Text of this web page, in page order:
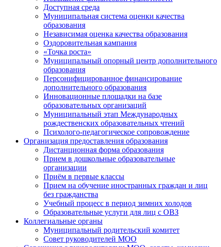
Доступная среда
Муниципальная система оценки качества
образования
Независимая оценка качества образования
Оздоровительная кампания
«Точка роста»
Муниципальный опорный центр дополнительного
образования
Персонифицированное финансирование
дополнительного образования
Инновационные площадки на базе
образовательных организаций
Муниципальный этап Международных
рождественских образовательных чтений
Психолого-педагогическое сопровождение
Организация предоставления образования
Дистанционная форма образования
Прием в дошкольные образовательные
организации
Приём в первые классы
Прием на обучение иностранных граждан и лиц
без гражданства
Учебный процесс в период зимних холодов
Образовательные услуги для лиц с ОВЗ
Коллегиальные органы
Муниципальный родительский комитет
Совет руководителей МОО